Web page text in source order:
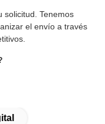
solicitud. Tenemos
el envío a través